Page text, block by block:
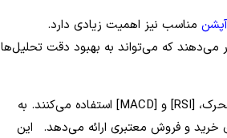
مناسب نیز اهمیت زیادی دارد.
می‌دهند که می‌تواند به بهبود دقت تحلیل‌ها
تحلیل‌ گران تکنیکال همچنین از اندیکاتورهایی مانند میانگین متحرک، [RSI] و [MACD] استفاده می‌کنند. به
خرید و فروش معتبری ارائه می‌دهد.
این